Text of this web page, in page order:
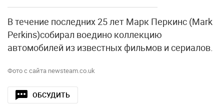
В течение последних 25 лет Марк Перкинс (Mark
Perkins)собирал воедино коллекцию
автомобилей из известных фильмов и сериалов.
Фото с сайта newsteam.co.uk
ОБСУДИТЬ